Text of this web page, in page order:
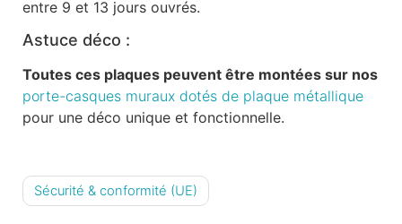
entre 9 et 13 jours ouvrés.
Astuce déco :
Toutes ces plaques peuvent être montées sur nos
porte-casques muraux dotés de plaque métallique
pour une déco unique et fonctionnelle.
Sécurité & conformité (UE)